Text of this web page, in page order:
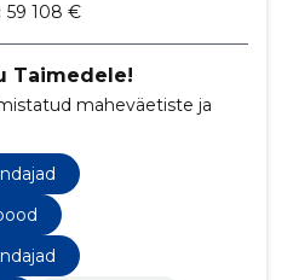
59 108 €
Taimedele!
maheväetiste ja